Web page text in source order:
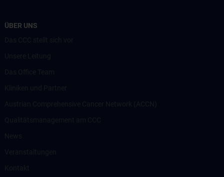
ÜBER UNS